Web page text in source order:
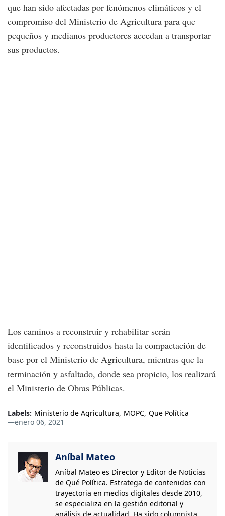
que han sido afectadas por fenómenos climáticos y el
compromiso del Ministerio de Agricultura para que
pequeños y medianos productores accedan a transportar
sus productos.
Los caminos a reconstruir y rehabilitar serán
identificados y reconstruidos hasta la compactación de
base por el Ministerio de Agricultura, mientras que la
terminación y asfaltado, donde sea propicio, los realizará
el Ministerio de Obras Públicas.
Labels: Ministerio de Agricultura MOPC Que Política
—enero 06, 2021
Aníbal Mateo
Aníbal Mateo es Director y Editor de Noticias
de Qué Política. Estratega de contenidos con
trayectoria en medios digitales desde 2010,
se especializa en la gestión editorial y
análisis de actualidad. Ha sido columnista